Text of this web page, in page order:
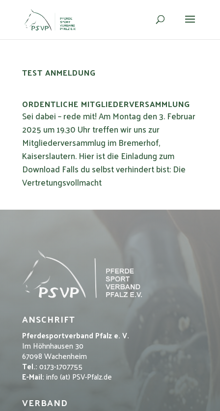
TEST ANMELDUNG
ORDENTLICHE MITGLIEDERVERSAMMLUNG
Sei dabei – rede mit! Am Montag den 3. Februar
2025 um 19.30 Uhr treffen wir uns zur
Mitgliederversammlug im Bremerhof,
Kaiserslautern. Hier ist die Einladung zum
Download Falls du selbst verhindert bist: Die
Vertretungsvollmacht
ANSCHRIFT
Pferdesportverband Pfalz e. V.
Im Höhnhausen 30
67098 Wachenheim
Tel.:0173-1707755
E-Mail:info (at) PSV-Pfalz.de
VERBAND